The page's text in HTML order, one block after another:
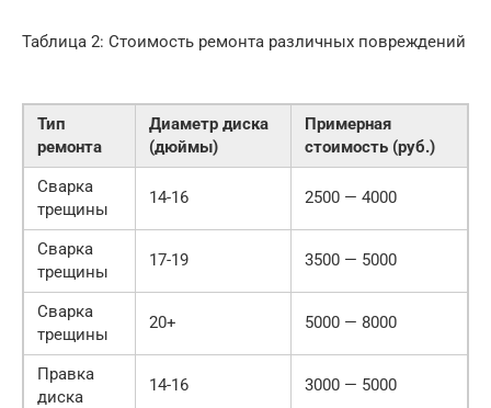
Таблица 2: Стоимость ремонта различных повреждений
Тип
ремонта
Диаметр диска
(дюймы)
Примерная
стоимость (руб.)
Сварка
трещины
14-16 2500 — 4000
Сварка
трещины
17-19 3500 — 5000
Сварка
трещины
20+ 5000 — 8000
Правка
диска
14-16 3000 — 5000